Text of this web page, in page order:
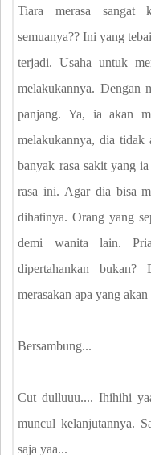
Tiara merasa sangat
semuanya?? Ini yang
terjadi. Usaha untuk
melakukannya. Dengan
panjang. Ya, ia akan
melakukannya, dia tidak
banyak rasa sakit yang
rasa ini. Agar dia bisa
dihatinya. Orang yang
demi wanita lain.
dipertahankan
merasakan apa yang
Bersambung...
Cut dulluuu.... Ihihihi
muncul kelanjutannya.
saja yaa...